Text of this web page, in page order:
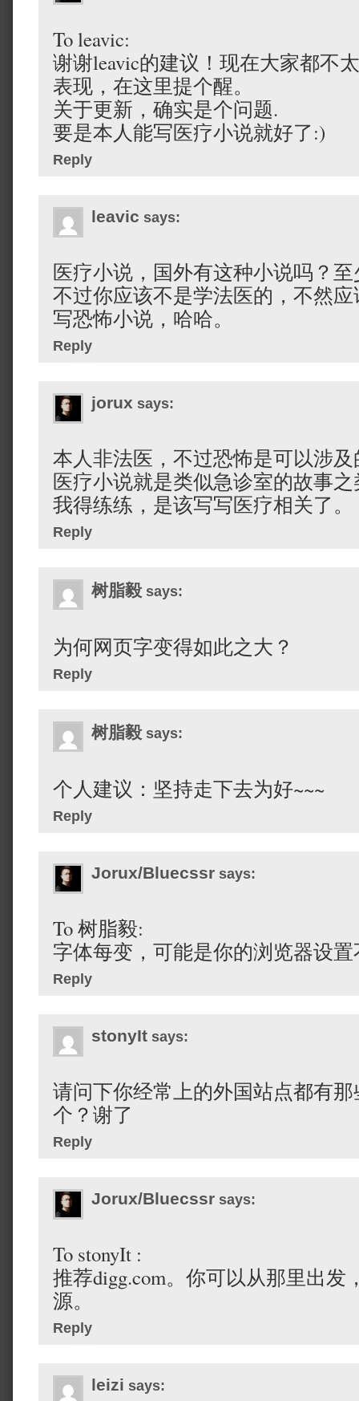
To leavic:
谢谢leavic的建议！现在大家都不
表现，在这里提个醒。
关于更新，确实是个问题.
要是本人能写医疗小说就好了:)
Reply
leavic says:
医疗小说，国外有这种小说吗？
不过你应该不是学法医的，不然
写恐怖小说，哈哈。
Reply
jorux says:
本人非法医，不过恐怖是可以涉及
医疗小说就是类似急诊室的故事之
我得练练，是该写写医疗相关了。
Reply
树脂毅 says:
为何网页字变得如此之大？
Reply
树脂毅 says:
个人建议：坚持走下去为好~~~
Reply
Jorux/Bluecssr says:
To 树脂毅:
字体每变，可能是你的浏览器设
Reply
stonyIt says:
请问下你经常上的外国站点都有
个？谢了
Reply
Jorux/Bluecssr says:
To stonyIt :
推荐digg.com。你可以从那里出发
源。
Reply
leizi says: